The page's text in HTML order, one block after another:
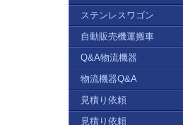
ステンレスワゴン
自動販売機運搬車
Q&A物流機器
物流機器Q&A
見積り依頼
見積り依頼